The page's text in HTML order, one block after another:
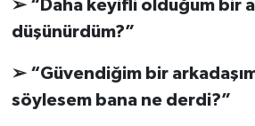
➢ “Daha keyifli olduğum bir
düşünürdüm?”
➢ “Güvendiğim bir
söylesem bana ne derdi?”